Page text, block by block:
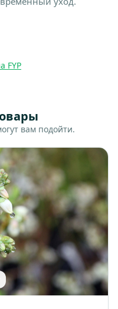
FYP
вам подойти.